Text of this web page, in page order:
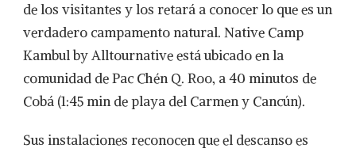
de los visitantes y los retará a conocer lo que es un
verdadero campamento natural. Native Camp
Kambul by Alltournative está ubicado en la
comunidad de Pac Chén Q. Roo, a 40 minutos de
Cobá (1:45 min de playa del Carmen y Cancún).
Sus instalaciones reconocen que el descanso es